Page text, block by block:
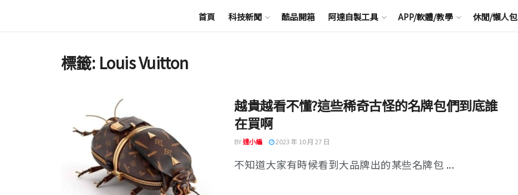
首頁 科技新聞 酷品開箱 阿達自製工具 APP/軟體/教學 休閒/懶人包
標籤: Louis Vuitton
越貴越看不懂?這些稀奇古怪的名牌包們到底誰
在買啊
BY達小編 2023 年 10 月 27 日
不知道大家有時候看到大品牌出的某些名牌包 ...